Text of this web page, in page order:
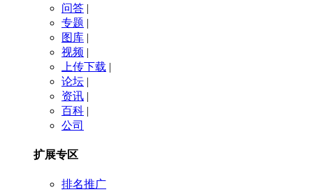
问答 |
专题 |
图库 |
视频 |
上传下载 |
论坛 |
资讯 |
百科 |
公司
扩展专区
排名推广